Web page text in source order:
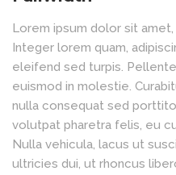
Lorem ipsum dolor sit
Integer lorem quam,
eleifend sed turpis.
euismod in molestie.
nulla consequat sed
volutpat pharetra felis, eu
Nulla vehicula, lacus ut
ultricies dui, ut rhoncus